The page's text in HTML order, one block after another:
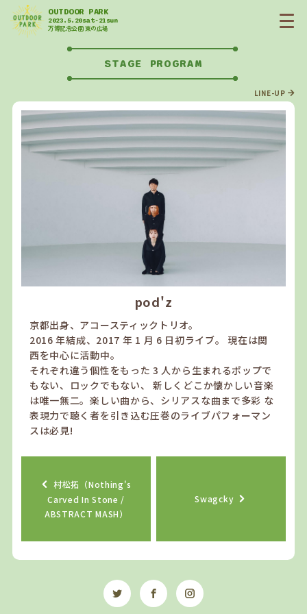
OUTDOOR PARK
2023.5.20sat-21sun
万博記念公園 東の広場
STAGE PROGRAM
LINE-UP
pod'z
京都出身、アコースティックトリオ。
2016 年結成、2017 年 1 月 6 日初ライブ。 現在は関
西を中心に活動中。
それぞれ違う個性をもった 3 人から生まれるポップで
もない、ロックでもない、 新しくどこか懐かしい音楽
は唯一無二。楽しい曲から、シリアスな曲まで多彩 な
表現力で聴く者を引き込む圧巻のライブパフォーマン
スは必見!
村松拓（Nothing's
Carved In Stone /
ABSTRACT MASH）
Swagcky